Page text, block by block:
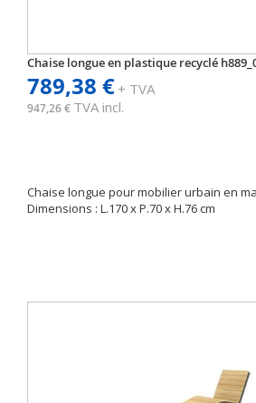
Chaise longue en plastique recyclé
789,38 €+ TVA
947,26 € TVA incl.
Chaise longue pour mobilier urbain en
Dimensions : L.170 x P.70 x H.76 cm